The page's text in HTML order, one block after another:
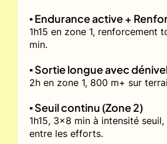
▪️ Endurance active +
1h15 en zone 1, renforcement
min.
▪️ Sortie longue avec
2h en zone 1, 800 m+ sur
▪️ Seuil continu (Zone 2)
1h15, 3x8 min à intensité
entre les efforts.